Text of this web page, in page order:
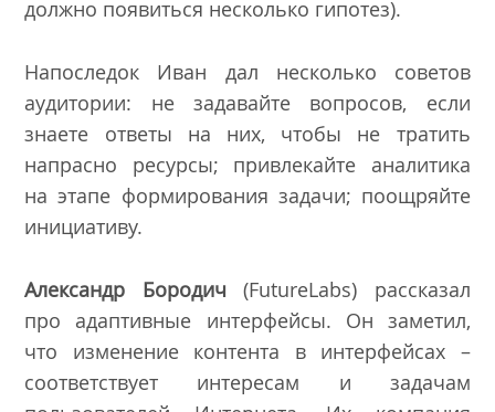
должно появиться несколько гипотез).
Напоследок Иван дал несколько советов
аудитории: не задавайте вопросов, если
знаете ответы на них, чтобы не тратить
напрасно ресурсы; привлекайте аналитика
на этапе формирования задачи; поощряйте
инициативу.
Александр Бородич(FutureLabs) рассказал
про адаптивные интерфейсы. Он заметил,
что изменение контента в интерфейсах –
соответствует интересам и задачам